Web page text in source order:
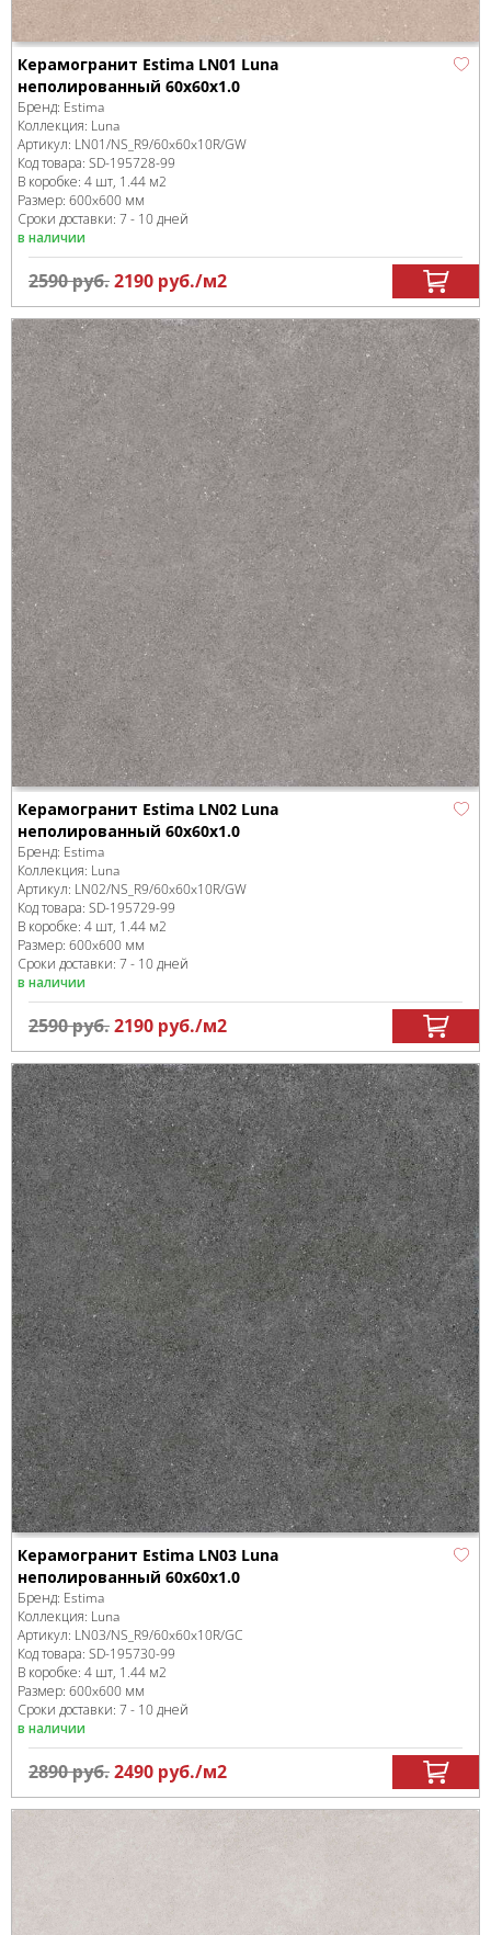
Керамогранит Estima LN01 Luna
неполированный 60x60x1.0
Бренд: Estima
Коллекция: Luna
Артикул: LN01/NS_R9/60x60x10R/GW
Код товара: SD-195728-99
В коробке: 4 шт, 1.44 м2
Размер: 600x600 мм
Сроки доставки: 7 - 10 дней
в наличии
2590руб.2190 руб./м2
Керамогранит Estima LN02 Luna
неполированный 60x60x1.0
Бренд: Estima
Коллекция: Luna
Артикул: LN02/NS_R9/60x60x10R/GW
Код товара: SD-195729-99
В коробке: 4 шт, 1.44 м2
Размер: 600x600 мм
Сроки доставки: 7 - 10 дней
в наличии
2590руб.2190 руб./м2
Керамогранит Estima LN03 Luna
неполированный 60x60x1.0
Бренд: Estima
Коллекция: Luna
Артикул: LN03/NS_R9/60x60x10R/GC
Код товара: SD-195730-99
В коробке: 4 шт, 1.44 м2
Размер: 600x600 мм
Сроки доставки: 7 - 10 дней
в наличии
2890руб.2490 руб./м2